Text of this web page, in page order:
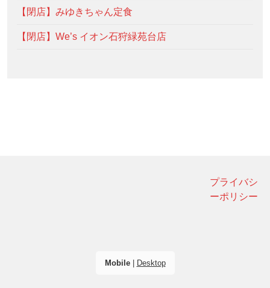
【閉店】みゆきちゃん定食
【閉店】We’s イオン石狩緑苑台店
プライバシ
ーポリシー
Mobile| Desktop